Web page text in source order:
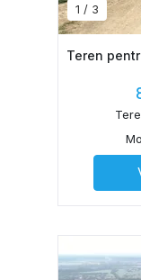
1 / 3
Teren